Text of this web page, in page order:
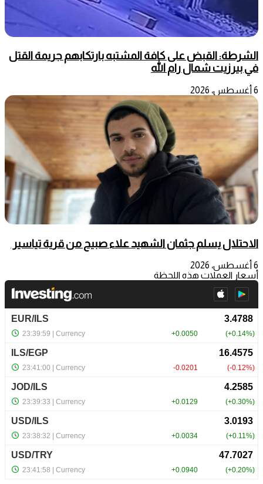
الشرطة: القبض على كافة المشتبه بارتكابهم جريمة القتل
في بيرزيت شمال رام الله
6 أغسطس، 2026
الاحتلال يسلم جثمان الشهيد علاء صبيح من قرية تياسير
6 أغسطس، 2026
أسعار العملات هذه اللحظة